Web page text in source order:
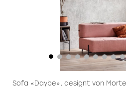
Sofa «Daybe», designt von